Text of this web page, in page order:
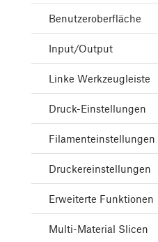
Benutzeroberfläche
Input/Output
Linke Werkzeugleiste
Druck-Einstellungen
Filamenteinstellungen
Druckereinstellungen
Erweiterte Funktionen
Multi-Material Slicen